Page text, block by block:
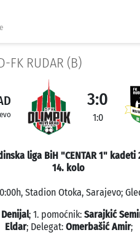
FK RUDAR (B)
3:0
1:0
liga BiH "CENTAR 1" kadeti
14. kolo
Stadion Otoka, Sarajevo;
; 1. pomoćnik: Sarajkić
Eldar; Delegat: Omerbašić Amir;